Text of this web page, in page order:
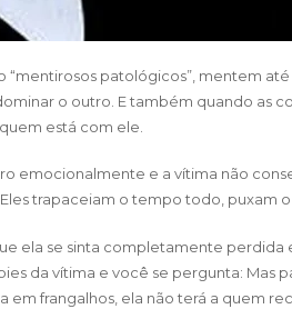
“mentirosos patológicos”, mentem
o outro. E também quando as
está com ele.
emocionalmente e a vítima não
trapaceiam o tempo todo,
ela se sinta completamente
da vítima e você se pergunta: Mas
frangalhos, ela não terá a quem